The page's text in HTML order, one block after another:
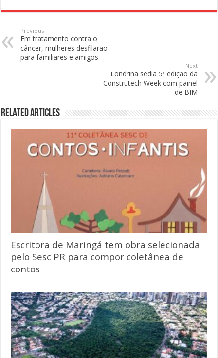
Previous
Em tratamento contra o
câncer, mulheres desfilarão
para familiares e amigos
Next
Londrina sedia 5ª edição da
Construtech Week com painel
de BIM
Related Articles
Escritora de Maringá tem obra selecionada
pelo Sesc PR para compor coletânea de
contos